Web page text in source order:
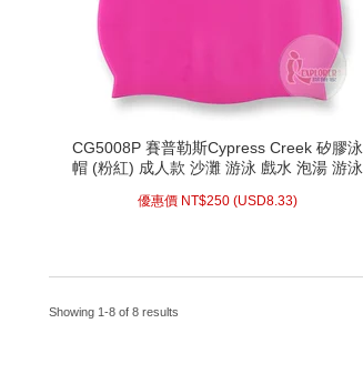
CG5008P 賽普勒斯Cypress Creek 矽膠泳
帽 (粉紅) 成人款 沙灘 游泳 戲水 泡湯 游泳
優惠價 NT$250 (USD8.33)
Showing 1-8 of 8 results